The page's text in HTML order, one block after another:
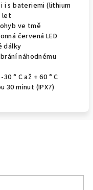
i s bateriemi (lithium
let
ve tmě
červená LED
dálky
náhodnému
° C až + 60 ° C
30 minut (IPX7)